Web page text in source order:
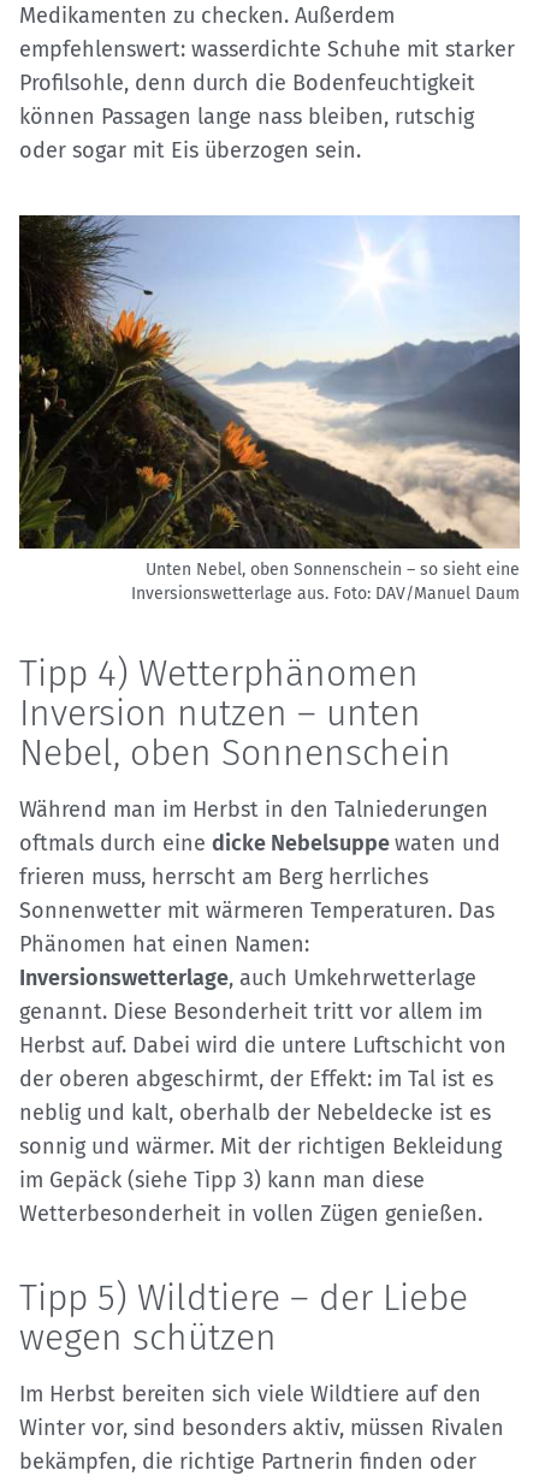
Medikamenten zu checken. Außerdem
empfehlenswert: wasserdichte Schuhe mit starker
Profilsohle, denn durch die Bodenfeuchtigkeit
können Passagen lange nass bleiben, rutschig
oder sogar mit Eis überzogen sein.
Unten Nebel, oben Sonnenschein – so sieht eine
Inversionswetterlage aus. Foto: DAV/Manuel Daum
Tipp 4) Wetterphänomen
Inversion nutzen – unten
Nebel, oben Sonnenschein
Während man im Herbst in den Talniederungen
oftmals durch eine dicke Nebelsuppewaten und
frieren muss, herrscht am Berg herrliches
Sonnenwetter mit wärmeren Temperaturen. Das
Phänomen hat einen Namen:
Inversionswetterlage, auch Umkehrwetterlage
genannt. Diese Besonderheit tritt vor allem im
Herbst auf. Dabei wird die untere Luftschicht von
der oberen abgeschirmt, der Effekt: im Tal ist es
neblig und kalt, oberhalb der Nebeldecke ist es
sonnig und wärmer. Mit der richtigen Bekleidung
im Gepäck (siehe Tipp 3) kann man diese
Wetterbesonderheit in vollen Zügen genießen.
Tipp 5) Wildtiere – der Liebe
wegen schützen
Im Herbst bereiten sich viele Wildtiere auf den
Winter vor, sind besonders aktiv, müssen Rivalen
bekämpfen, die richtige Partnerin finden oder